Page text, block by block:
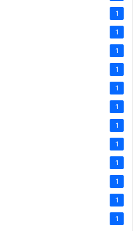
1
1
1
1
1
1
1
1
1
1
1
1